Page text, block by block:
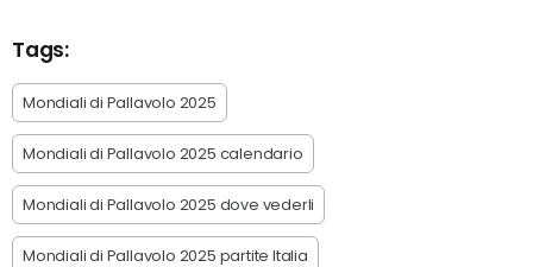
Tags:
Mondiali di Pallavolo 2025
Mondiali di Pallavolo 2025 calendario
Mondiali di Pallavolo 2025 dove vederli
Mondiali di Pallavolo 2025 partite Italia